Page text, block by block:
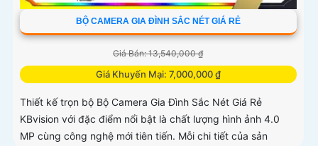
BỘ CAMERA GIA ĐÌNH SẮC NÉT GIÁ RẺ
Giá Bán: 13,540,000 ₫
Giá Khuyến Mại: 7,000,000 ₫
Thiết kế trọn bộ Bộ Camera Gia Đình Sắc Nét Giá Rẻ
KBvision với đặc điểm nổi bật là chất lượng hình ảnh 4.0
MP cùng công nghệ mới tiên tiến. Mỗi chi tiết của sản